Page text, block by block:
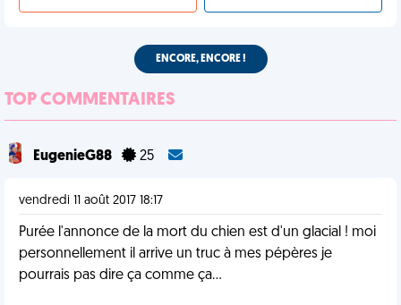
ENCORE, ENCORE !
TOP COMMENTAIRES
EugenieG88 25
vendredi 11 août 2017 18:17
Purée l'annonce de la mort du chien est d'un glacial ! moi
personnellement il arrive un truc à mes pépères je
pourrais pas dire ça comme ça...